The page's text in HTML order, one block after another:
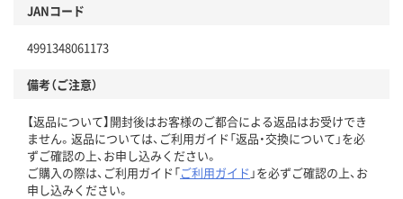
JANコード
4991348061173
備考（ご注意）
【返品について】開封後はお客様のご都合による返品はお受けでき
ません。返品については、ご利用ガイド「返品・交換について」を必
ずご確認の上、お申し込みください。
ご購入の際は、ご利用ガイド「ご利用ガイド 」を必ずご確認の上、お
申し込みください。